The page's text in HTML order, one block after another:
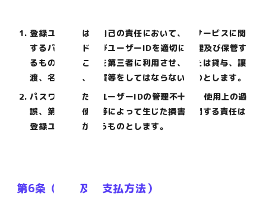
登録ユーザーは、自己の責任において、本サービスに関
するパスワード及びユーザーIDを適切に管理及び保管す
るものとし、これを第三者に利用させ、または貸与、譲
渡、名義変更、売買等をしてはならないものとします。
パスワードまたはユーザーIDの管理不十分、使用上の過
誤、第三者の使用等によって生じた損害に関する責任は
登録ユーザーが負うものとします。
第6条（料金及び支払方法）